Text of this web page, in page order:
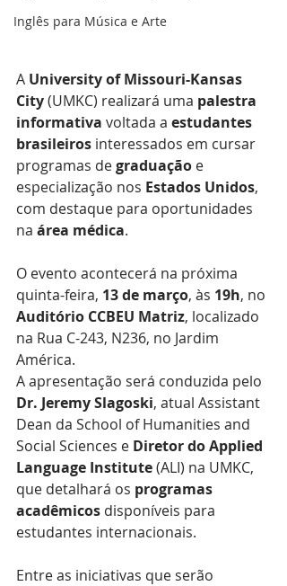
Inglês para Música e Arte
A University of Missouri-Kansas
City (UMKC) realizará uma palestra
informativa voltada a estudantes
brasileiros interessados em cursar
programas de graduação e
especialização nos Estados Unidos,
com destaque para oportunidades
na área médica.
O evento acontecerá na próxima
quinta-feira, 13 de março, às 19h, no
Auditório CCBEU Matriz, localizado
na Rua C-243, N236, no Jardim
América.
A apresentação será conduzida pelo
Dr. Jeremy Slagoski, atual Assistant
Dean da School of Humanities and
Social Sciences e Diretor do Applied
Language Institute (ALI) na UMKC,
que detalhará os programas
acadêmicos disponíveis para
estudantes internacionais.
Entre as iniciativas que serão